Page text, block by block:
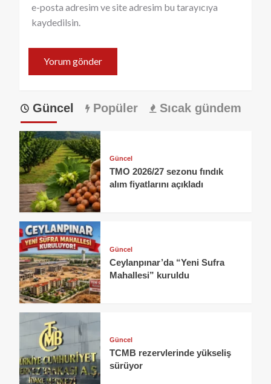
e-posta adresim ve site adresim bu tarayıcıya
kaydedilsin.
Güncel Popüler Sıcak gündem
Güncel
TMO 2026/27 sezonu fındık
alım fiyatlarını açıkladı
Güncel
Ceylanpınar’da “Yeni Sufra
Mahallesi” kuruldu
Güncel
TCMB rezervlerinde yükseliş
sürüyor